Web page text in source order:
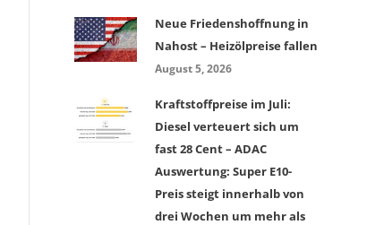
Neue Friedenshoffnung in
Nahost – Heizölpreise fallen
August 5, 2026
Kraftstoffpreise im Juli:
Diesel verteuert sich um
fast 28 Cent – ADAC
Auswertung: Super E10-
Preis steigt innerhalb von
drei Wochen um mehr als